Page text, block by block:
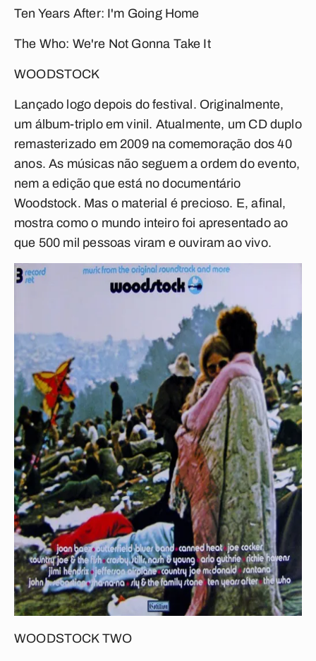
Ten Years After: I'm Going Home
The Who: We're Not Gonna Take It
WOODSTOCK
Lançado logo depois do festival. Originalmente,
um álbum-triplo em vinil. Atualmente, um CD duplo
remasterizado em 2009 na comemoração dos 40
anos. As músicas não seguem a ordem do evento,
nem a edição que está no documentário
Woodstock. Mas o material é precioso. E, afinal,
mostra como o mundo inteiro foi apresentado ao
que 500 mil pessoas viram e ouviram ao vivo.
WOODSTOCK TWO